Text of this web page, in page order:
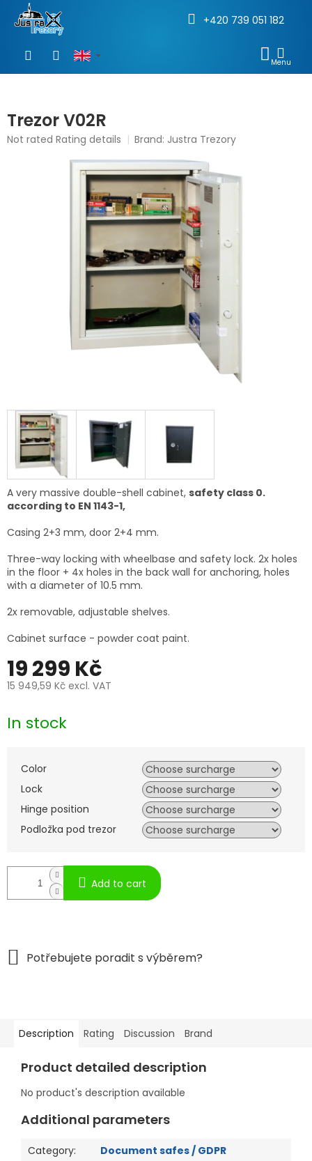
content
+420 739 051 182
Trezor V02R
The
Not rated Rating details Brand: Justra Trezory
19 299 Kč
15 949,59 Kč excl. VAT
price:
In stock
Color
Lock
Hinge position
Podložka pod trezor
Add to cart
A very massive double-shell cabinet, safety class 0.
according to EN 1143-1,
Casing 2+3 mm, door 2+4 mm.
Three-way locking with wheelbase and safety lock. 2x holes
in the floor + 4x holes in the back wall for anchoring, holes
with a diameter of 10.5 mm.
2x removable, adjustable shelves.
Cabinet surface - powder coat paint.
Description Rating Discussion Brand
Product detailed description
No product's description available
Additional parameters
Category:
Document safes / GDPR